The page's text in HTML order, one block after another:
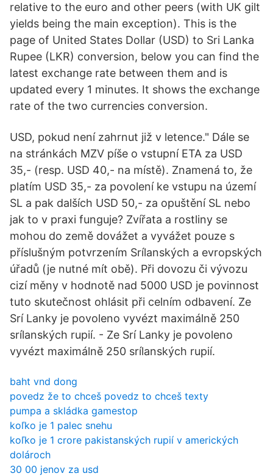
relative to the euro and other peers (with UK gilt
yields being the main exception). This is the
page of United States Dollar (USD) to Sri Lanka
Rupee (LKR) conversion, below you can find the
latest exchange rate between them and is
updated every 1 minutes. It shows the exchange
rate of the two currencies conversion.
USD, pokud není zahrnut již v letence." Dále se
na stránkách MZV píše o vstupní ETA za USD
35,- (resp. USD 40,- na místě). Znamená to, že
platím USD 35,- za povolení ke vstupu na území
SL a pak dalších USD 50,- za opuštění SL nebo
jak to v praxi funguje? Zvířata a rostliny se
mohou do země dovážet a vyvážet pouze s
příslušným potvrzením Srílanských a evropských
úřadů (je nutné mít obě). Při dovozu či vývozu
cizí měny v hodnotě nad 5000 USD je povinnost
tuto skutečnost ohlásit při celním odbavení. Ze
Srí Lanky je povoleno vyvézt maximálně 250
srílanských rupií. - Ze Srí Lanky je povoleno
vyvézt maximálně 250 srílanských rupií.
baht vnd ​​dong
povedz že to chceš povedz to chceš texty
pumpa a skládka gamestop
koľko je 1 palec snehu
koľko je 1 crore pakistanských rupií v amerických
dolároch
30 00 jenov za usd